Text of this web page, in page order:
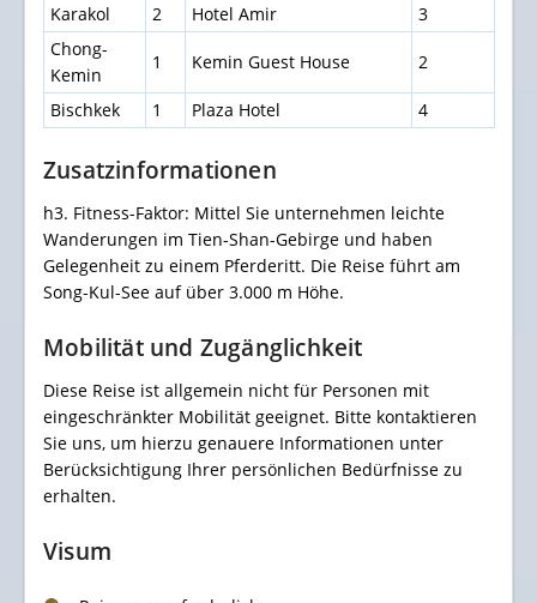
Karakol
2 Hotel Amir
3
Chong-
Kemin
1 Kemin Guest House 2
Bischkek 1 Plaza Hotel 4
Zusatzinformationen
h3. Fitness-Faktor: Mittel Sie unternehmen leichte
Wanderungen im Tien-Shan-Gebirge und haben
Gelegenheit zu einem Pferderitt. Die Reise führt am
Song-Kul-See auf über 3.000 m Höhe.
Mobilität und Zugänglichkeit
Diese Reise ist allgemein nicht für Personen mit
eingeschränkter Mobilität geeignet. Bitte kontaktieren
Sie uns, um hierzu genauere Informationen unter
Berücksichtigung Ihrer persönlichen Bedürfnisse zu
erhalten.
Visum